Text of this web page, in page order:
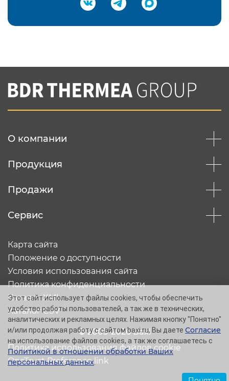
Подтвердить e-mail
Вы соглашаетесь с нашей политикой
конфеденциальности
О компании
Продукция
Продажи
Сервис
© 2005-2026 Baxi
Карта сайта
Положение о доступности
Условия использования сайта
Политика конфиденциальности
Каталог XML
Каталог CSV
Политика использования файлов cookie
OneTrust Preference link
Этот сайт использует файлы cookies, чтобы обеспечить
удобство работы пользователей, а так же в технических,
аналитических и рекламных целях. Нажимая кнопку "Понятно"
и/или продолжая работу с сайтом baxi.ru, Вы даете Согласие
на использование файлов cookies, а так же соглашаетесь с
Политикой в отношении обработки Ваших
персональных данных.